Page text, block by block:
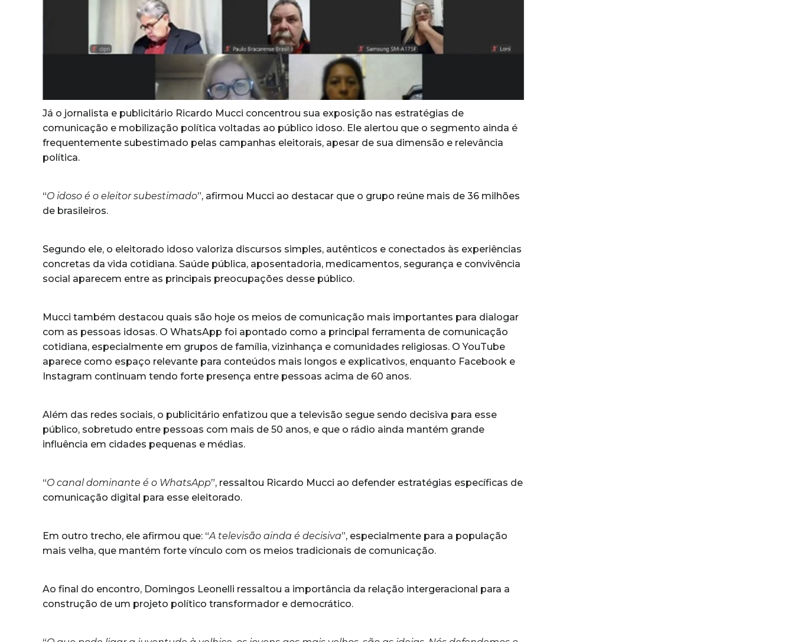
Já o jornalista e publicitário Ricardo Mucci concentrou sua exposição nas estratégias de
comunicação e mobilização política voltadas ao público idoso. Ele alertou que o segmento ainda é
frequentemente subestimado pelas campanhas eleitorais, apesar de sua dimensão e relevância
política.
“O idoso é o eleitor subestimado”, afirmou Mucci ao destacar que o grupo reúne mais de 36 milhões
de brasileiros.
Segundo ele, o eleitorado idoso valoriza discursos simples, autênticos e conectados às experiências
concretas da vida cotidiana. Saúde pública, aposentadoria, medicamentos, segurança e convivência
social aparecem entre as principais preocupações desse público.
Mucci também destacou quais são hoje os meios de comunicação mais importantes para dialogar
com as pessoas idosas. O WhatsApp foi apontado como a principal ferramenta de comunicação
cotidiana, especialmente em grupos de família, vizinhança e comunidades religiosas. O YouTube
aparece como espaço relevante para conteúdos mais longos e explicativos, enquanto Facebook e
Instagram continuam tendo forte presença entre pessoas acima de 60 anos.
Além das redes sociais, o publicitário enfatizou que a televisão segue sendo decisiva para esse
público, sobretudo entre pessoas com mais de 50 anos, e que o rádio ainda mantém grande
influência em cidades pequenas e médias.
“O canal dominante é o WhatsApp”, ressaltou Ricardo Mucci ao defender estratégias específicas de
comunicação digital para esse eleitorado.
Em outro trecho, ele afirmou que: “A televisão ainda é decisiva”, especialmente para a população
mais velha, que mantém forte vínculo com os meios tradicionais de comunicação.
Ao final do encontro, Domingos Leonelli ressaltou a importância da relação intergeracional para a
construção de um projeto político transformador e democrático.